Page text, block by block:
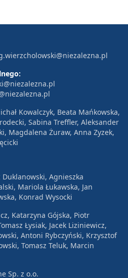
Kowalczyk, Beata Mańkowska,
Sabina Treffler, Aleksander
Magdalena Żuraw, Anna Zyzek,
Duklanowski, Agnieszka
Mariola Łukawska, Jan
Konrad Wysocki
Katarzyna Gójska, Piotr
Łysiak, Jacek Liziniewicz,
Antoni Rybczyński, Krzysztof
Tomasz Teluk, Marcin
Sp. z o.o.